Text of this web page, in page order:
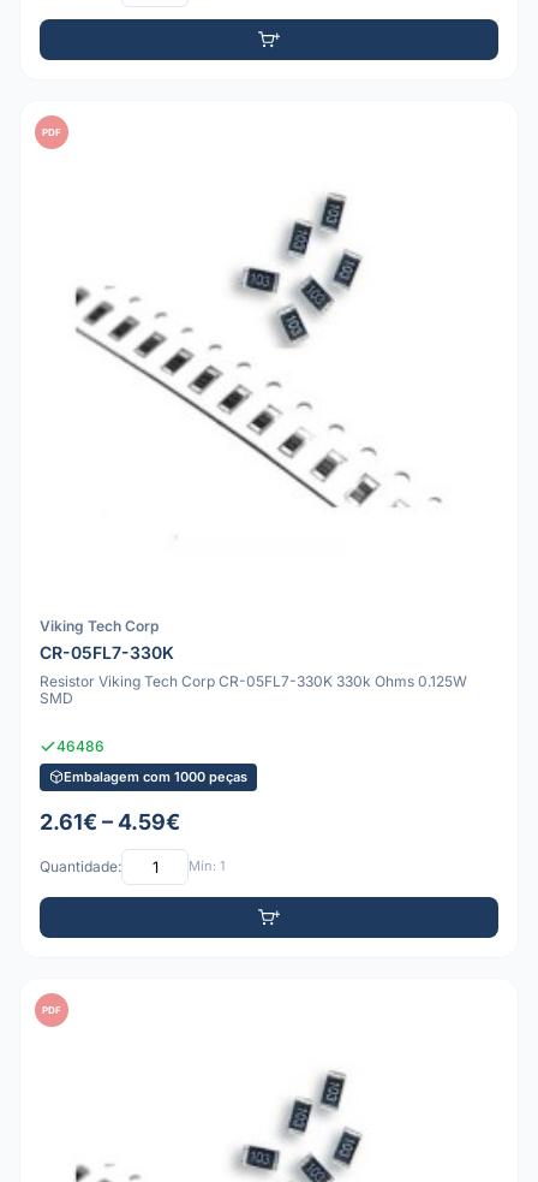
PDF
Viking Tech Corp
CR-05FL7-330K
Resistor Viking Tech Corp CR-05FL7-330K 330k Ohms 0.125W
SMD
46486
Embalagem com 1000 peças
2.61€ – 4.59€
Quantidade: Mín: 1
PDF